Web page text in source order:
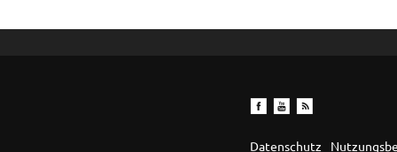
Datenschutz